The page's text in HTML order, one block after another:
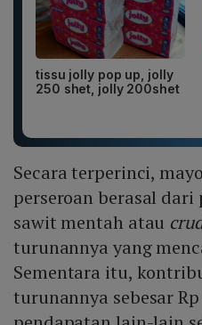
tissu jolly pop up, jolly
250 shet, jolly 200shet
Secara terperinci,
perseroan berasal
sawit mentah atau
turunannya yang
Sementara itu,
turunannya sebesar